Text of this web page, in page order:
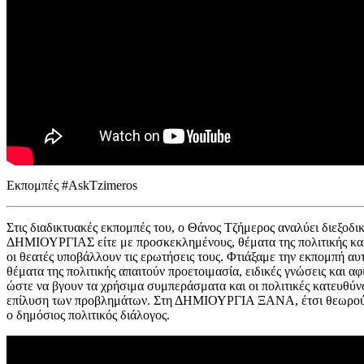
Εκπομπές #AskTzimeros
Στις διαδικτυακές εκπομπές του, ο Θάνος Τζήμερος αναλύει
ΔΗΜΙΟΥΡΓΙΑΣ είτε με προσκεκλημένους, θέματα της πολιτικής και
οι θεατές υποβάλλουν τις ερωτήσεις τους. Φτιάξαμε την εκπομπή
θέματα της πολιτικής απαιτούν προετοιμασία, ειδικές γνώσεις και
ώστε να βγουν τα χρήσιμα συμπεράσματα και οι πολιτικές
επίλυση των προβλημάτων. Στη ΔΗΜΙΟΥΡΓΙΑ ΞΑΝΑ, έτσι
ο δημόσιος πολιτικός διάλογος.